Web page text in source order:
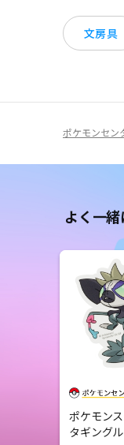
文房具
ポケモンセン
よく一
ポケモン
タギングル